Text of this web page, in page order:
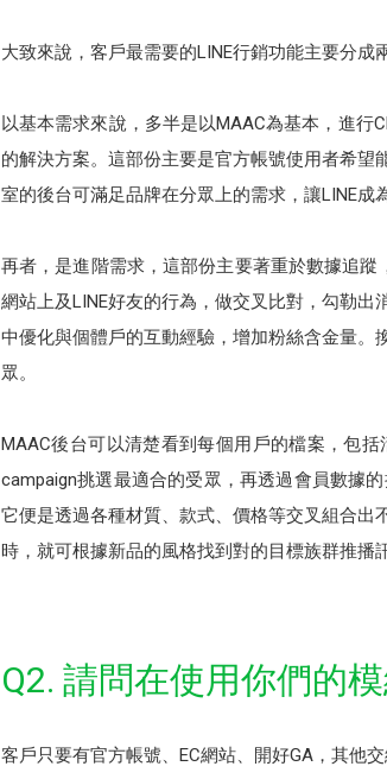
大致來說，客戶最需要的LINE行銷功能主要分成
以基本需求來說，多半是以MAAC為基本，進行
的解決方案。這部份主要是官方帳號使用者希
室的後台可滿足品牌在分眾上的需求，讓LINE成
再者，是進階需求，這部份主要著重於數據追
網站上及LINE好友的行為，做交叉比對，勾勒
中優化與個體戶的互動經驗，增加粉絲含金量
眾。
MAAC後台可以清楚看到每個用戶的檔案，包
campaign挑選最適合的受眾，再透過會員數據
它便是透過各種材質、款式、價格等交叉組合
時，就可根據新品的風格找到對的目標族群推播
Q2. 請問在使用你們的
客戶只要有官方帳號、EC網站、開好GA，其他